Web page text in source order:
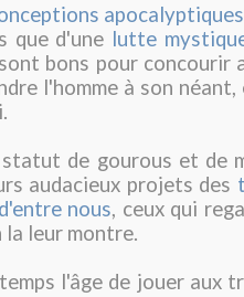
que d'une lutte
bons pour concourir
l'homme à son
de gourous et de
audacieux projets des
nous, ceux qui
la leur montre.
l'âge de jouer aux